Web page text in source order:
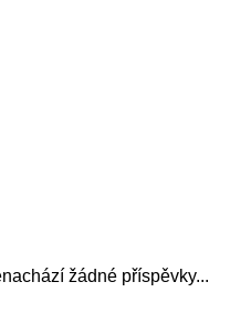
žádné příspěvky...